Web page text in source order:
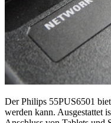
Der Philips 55PUS6501
werden kann. Ausgestattet